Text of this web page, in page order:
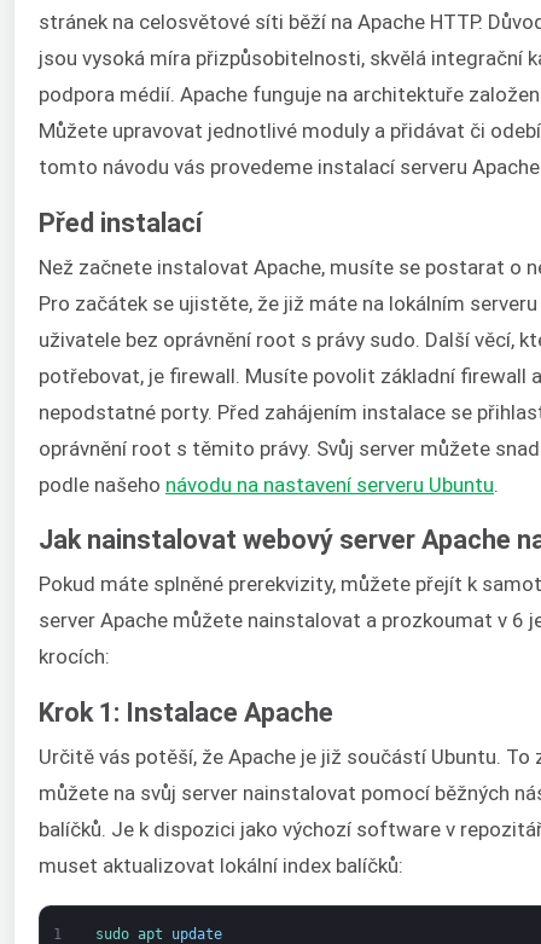
stránek na celosvětové síti běží na Apache HTTP.
jsou vysoká míra přizpůsobitelnosti, skvělá integrační
podpora médií. Apache funguje na architektuře
Můžete upravovat jednotlivé moduly a přidávat či
tomto návodu vás provedeme instalací serveru
Před instalací
Než začnete instalovat Apache, musíte se postarat o
Pro začátek se ujistěte, že již máte na lokálním
uživatele bez oprávnění root s právy sudo. Další věcí,
potřebovat, je firewall. Musíte povolit základní firewall
nepodstatné porty. Před zahájením instalace se
oprávnění root s těmito právy. Svůj server můžete
podle našeho návodu na nastavení serveru Ubuntu
Jak nainstalovat webový server Apache
Pokud máte splněné prerekvizity, můžete přejít k
server Apache můžete nainstalovat a prozkoumat v 6
krocích:
Krok 1: Instalace Apache
Určitě vás potěší, že Apache je již součástí Ubuntu. To
můžete na svůj server nainstalovat pomocí běžných
balíčků. Je k dispozici jako výchozí software v
muset aktualizovat lokální index balíčků:
1 sudo apt update